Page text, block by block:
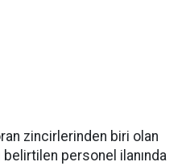
zincirlerinden biri olan
personel ilanında